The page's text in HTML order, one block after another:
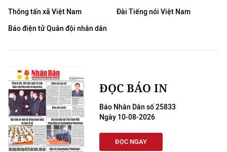
Thông tấn xã Việt Nam
Đài Tiếng nói Việt Nam
Báo điện tử Quân đội nhân dân
ĐỌC BÁO IN
Báo Nhân Dân số 25833
Ngày 10-08-2026
ĐỌC NGAY